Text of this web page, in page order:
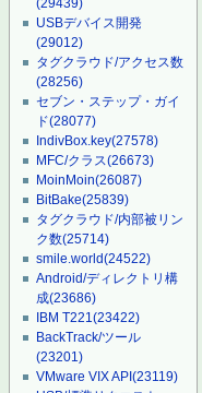
(29439)
USBデバイス開発
(29012)
タグクラウド/アクセス数
(28256)
セブン・ステップ・ガイ
ド(28077)
IndivBox.key(27578)
MFC/クラス(26673)
MoinMoin(26087)
BitBake(25839)
タグクラウド/内部被リン
ク数(25714)
smile.world(24522)
Android/ディレクトリ構
成(23686)
IBM T221(23422)
BackTrack/ツール
(23201)
VMware VIX API(23119)